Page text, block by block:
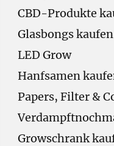
CBD-Produkte
Glasbongs kaufen
LED Grow
Hanfsamen
Papers, Filter &
Growschrank